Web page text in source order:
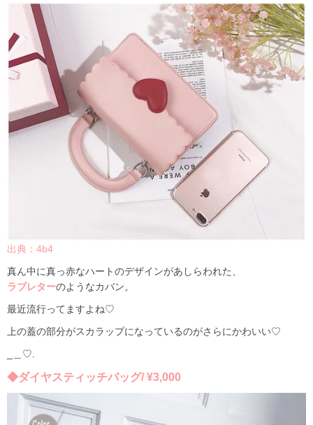
出典：4b4
真ん中に真っ赤なハートのデザインがあしらわれた、
ラブレターのようなカバン。
最近流行ってますよね♡
上の蓋の部分がスカラップになっているのがさらにかわいい♡
＿♡.
◆ダイヤスティッチバッグ/ ¥3,000